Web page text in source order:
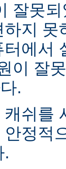
잘못
지
에서
이 잘
.
캐쉬를
정적
.